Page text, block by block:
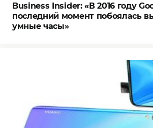
Business Insider: «В 2016 году
последний момент побоялась
умные часы»